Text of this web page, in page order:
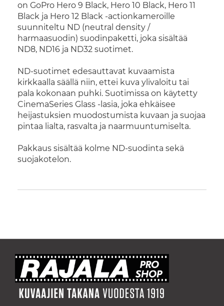
on GoPro Hero 9 Black, Hero 10 Black, Hero 11
Black ja Hero 12 Black -actionkameroille
suunniteltu ND (neutral density /
harmaasuodin) suodinpaketti, joka sisältää
ND8, ND16 ja ND32 suotimet.
ND-suotimet edesauttavat kuvaamista
kirkkaalla säällä niin, ettei kuva ylivaloitu tai
pala kokonaan puhki. Suotimissa on käytetty
CinemaSeries Glass -lasia, joka ehkäisee
heijastuksien muodostumista kuvaan ja suojaa
pintaa lialta, rasvalta ja naarmuuntumiselta.
Pakkaus sisältää kolme ND-suodinta sekä
suojakotelon.